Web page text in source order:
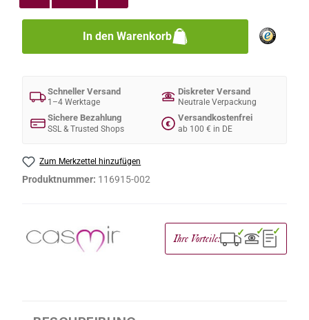
In den Warenkorb
Schneller Versand
1–4 Werktage
Diskreter Versand
Neutrale Verpackung
Sichere Bezahlung
SSL & Trusted Shops
€
Versandkostenfrei
ab 100 € in DE
Zum Merkzettel hinzufügen
Produktnummer: 116915-002
Ihre Vorteile: ✓ ✓ ✓